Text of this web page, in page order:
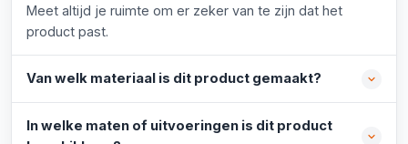
Meet altijd je ruimte om er zeker van te zijn dat het
product past.
Van welk materiaal is dit product gemaakt?
In welke maten of uitvoeringen is dit product